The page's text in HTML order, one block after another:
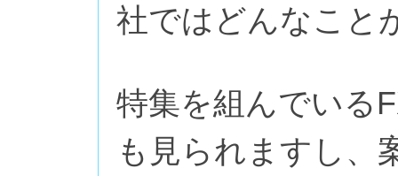
社ではどんなこと
特集を組んでいる
も見られますし、